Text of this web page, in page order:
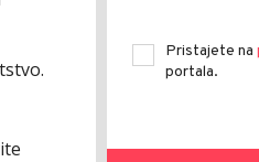
Pristajete na
portala.